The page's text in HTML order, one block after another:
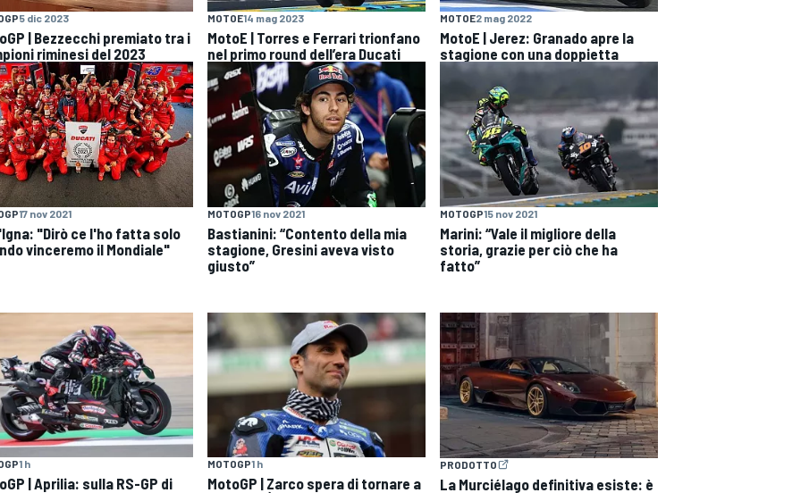
5 dic 2023
| Bezzecchi premiato tra i
riminesi del 2023
MOTOE14 mag 2023
MotoE | Torres e Ferrari trionfano
nel primo round dell’era Ducati
MOTOE2 mag 2022
MotoE | Jerez: Granado apre la
stagione con una doppietta
17 nov 2021
"Dirò ce l'ho fatta solo
vinceremo il Mondiale"
MOTOGP16 nov 2021
Bastianini: “Contento della mia
stagione, Gresini aveva visto
giusto”
MOTOGP15 nov 2021
Marini: “Vale il migliore della
storia, grazie per ciò che ha
fatto”
1 h
| Aprilia: sulla RS-GP di
MOTOGP1 h
MotoGP | Zarco spera di tornare a
PRODOTTO
La Murciélago definitiva esiste: è